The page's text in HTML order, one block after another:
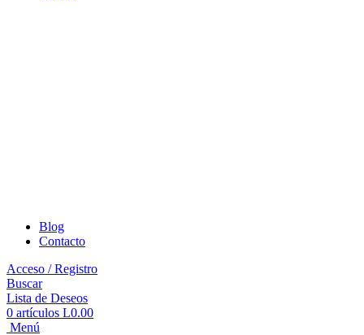
Blog
Contacto
Acceso / Registro
Buscar
Lista de Deseos
0 artículos L0.00
Menú